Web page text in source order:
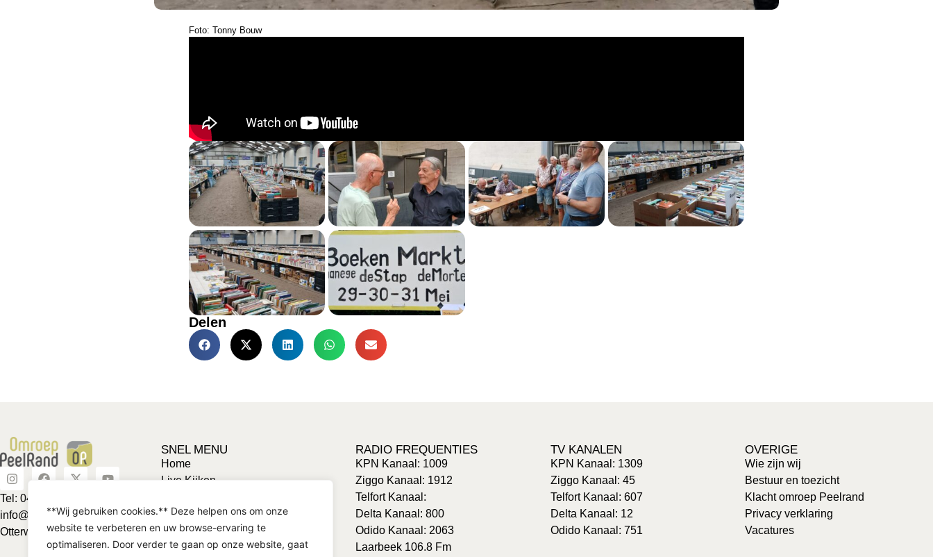
**Wij gebruiken cookies.** Deze helpen ons om onze
website te verbeteren en uw browse-ervaring te
optimaliseren. Door verder te gaan op onze website, gaat
Foto: Tonny Bouw
Delen
Tel: 0492-463624
info@omroeppeelrand.nl
Otterweg 25 5741BC
SNEL MENU
Home
Live Kijken
Vriendje voor een tientje
Club van 1000
Contact
RADIO FREQUENTIES
KPN Kanaal: 1009
Ziggo Kanaal: 1912
Telfort Kanaal:
Delta Kanaal: 800
Odido Kanaal: 2063
Laarbeek 106.8 Fm
TV KANALEN
KPN Kanaal: 1309
Ziggo Kanaal: 45
Telfort Kanaal: 607
Delta Kanaal: 12
Odido Kanaal: 751
OVERIGE
Wie zijn wij
Bestuur en toezicht
Klacht omroep Peelrand
Privacy verklaring
Vacatures